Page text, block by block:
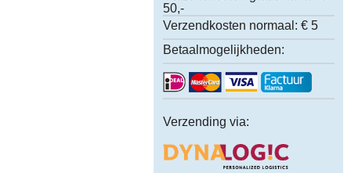
50,-
Verzendkosten normaal: € 5
Betaalmogelijkheden:
Verzending via: